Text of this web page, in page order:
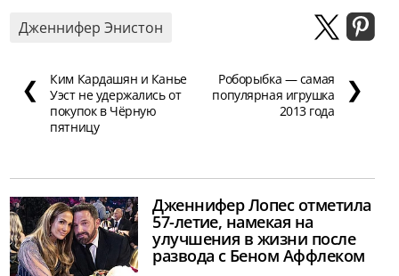
Дженнифер Энистон
❮
Ким Кардашян и Канье
Уэст не удержались от
покупок в Чёрную
пятницу
Роборыбка — самая
популярная игрушка
2013 года
❯
Дженнифер Лопес отметила
57-летие, намекая на
улучшения в жизни после
развода с Беном Аффлеком